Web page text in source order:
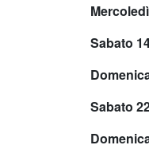
Sabato
Sabato